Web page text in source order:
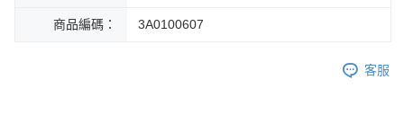
商品編碼： 3A0100607
客服